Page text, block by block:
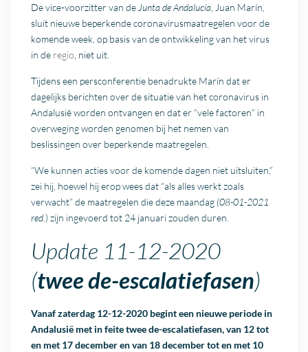
De vice-voorzitter van deJunta de Andalucía, Juan Marín,
sluit nieuwe beperkende coronavirusmaatregelen voor de
komende week, op basis van de ontwikkeling van het virus
in de regio, niet uit.
Tijdens een persconferentie benadrukte Marín dat er
dagelijks berichten over de situatie van het coronavirus in
Andalusië worden ontvangen en dat er “vele factoren” in
overweging worden genomen bij het nemen van
beslissingen over beperkende maatregelen.
“We kunnen acties voor de komende dagen niet uitsluiten,”
zei hij, hoewel hij erop wees dat “als alles werkt zoals
verwacht” de maatregelen die deze maandag (08-01-2021
red.) zijn ingevoerd tot 24 januari zouden duren.
Update 11-12-2020
(twee de-escalatiefasen)
Vanaf zaterdag 12-12-2020 begint een nieuwe periode in
Andalusië met in feite twee de-escalatiefasen, van 12 tot
en met 17 december en van 18 december tot en met 10